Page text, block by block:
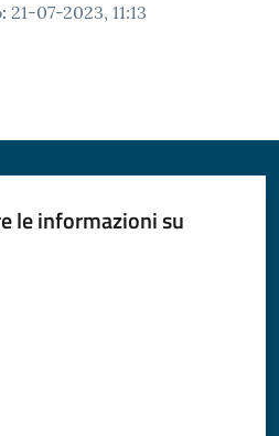
: 21-07-2023, 11:13
le informazioni su